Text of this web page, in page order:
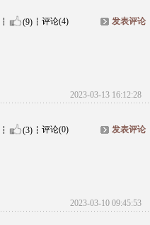
(9) 评论(4) 发表评论
2023-03-13 16:12:28
(3) 评论(0) 发表评论
2023-03-10 09:45:53